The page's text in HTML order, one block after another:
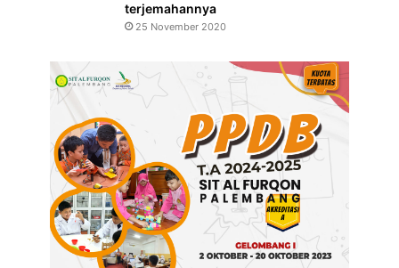
terjemahannya
25 November 2020